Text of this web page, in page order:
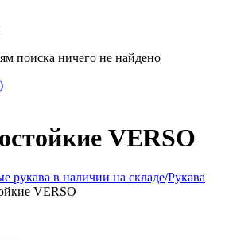
поиска ничего не найдено
VERSO
рукава в наличии на складе/Рукава
VERSO